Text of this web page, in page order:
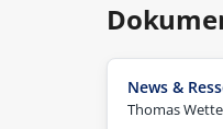
News &
Thomas